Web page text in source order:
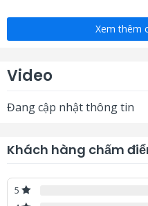
Lực kích hoạt cảm ứng:
Đối tượng cảm ứng tối thiểu:
Phụ Kiện:
Xem thêm
Video
Đang cập nhật thông tin
Khách hàng chấm
5